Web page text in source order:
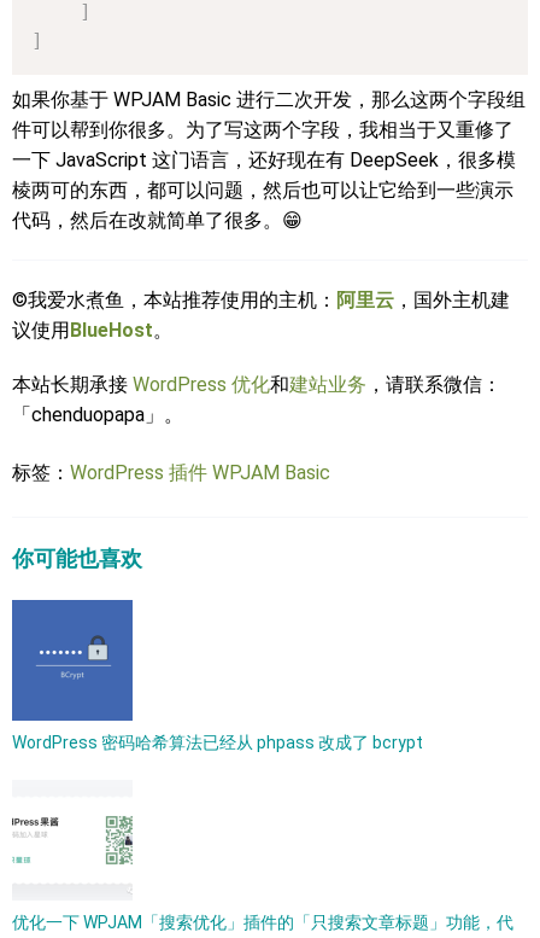
]
]
如果你基于 WPJAM Basic 进行二次开发，那么这两个字段组
件可以帮到你很多。为了写这两个字段，我相当于又重修了
一下 JavaScript 这门语言，还好现在有 DeepSeek，很多模
棱两可的东西，都可以问题，然后也可以让它给到一些演示
代码，然后在改就简单了很多。😁
©我爱水煮鱼，本站推荐使用的主机： 阿里云 ，国外主机建
议使用BlueHost。
本站长期承接 WordPress 优化和建站业务 ，请联系微信：
「chenduopapa」。
标签： WordPress 插件 WPJAM Basic
你可能也喜欢
WordPress 密码哈希算法已经从 phpass 改成了 bcrypt​
优化一下 WPJAM「搜索优化」插件的「只搜索文章标题」功能，代